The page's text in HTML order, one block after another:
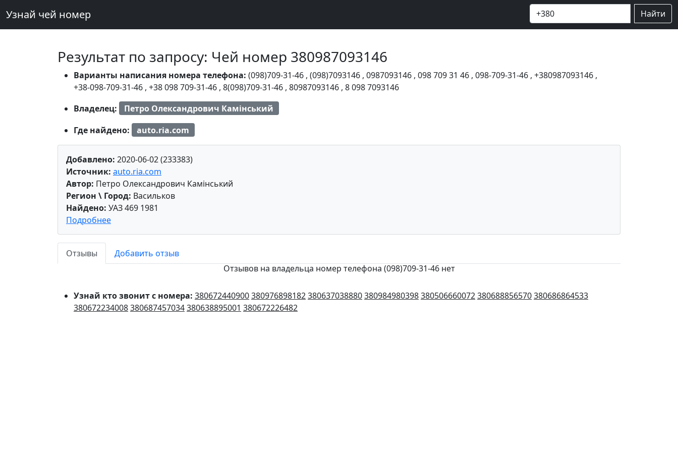
Узнай чей номер Найти
Результат по запросу: Чей номер 380987093146
Варианты написания номера телефона: (098)709-31-46 , (098)7093146 , 0987093146 , 098 709 31 46 , 098-709-31-46 , +380987093146 ,
+38-098-709-31-46 , +38 098 709-31-46 , 8(098)709-31-46 , 80987093146 , 8 098 7093146
Владелец:
Петро Олександрович Камінський
Где найдено:
auto.ria.com
Добавлено: 2020-06-02 (233383)
Источник: auto.ria.com
Автор: Петро Олександрович Камінський
Регион \ Город: Васильков
Найдено: УАЗ 469 1981
Подробнее
Отзывы
Добавить отзыв
Отзывов на владельца номер телефона (098)709-31-46 нет
Узнай кто звонит с номера: 380672440900380976898182380637038880380984980398380506660072380688856570380686864533
380672234008380687457034380638895001 380672226482